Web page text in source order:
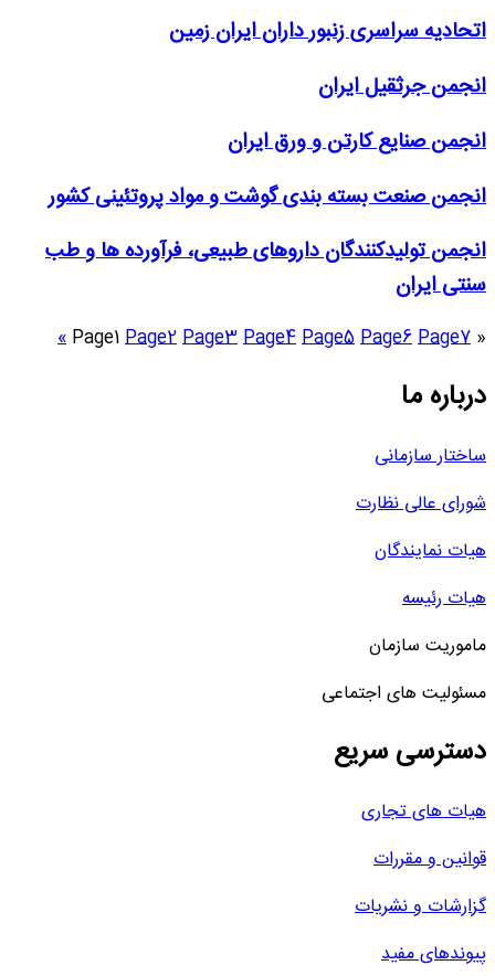
اتحادیه سراسری زنبور داران ایران زمین
انجمن جرثقیل ایران
انجمن صنایع کارتن و ورق ایران
انجمن صنعت بسته بندی گوشت و مواد پروتئینی کشور
انجمن تولیدکنندگان داروهای طبیعی، فرآورده ها و طب
سنتی ایران
«
Page1Page2Page3Page4Page5Page6Page7
»
درباره ما
ساختار سازمانی
شورای عالی نظارت
هیات نمایندگان
هیات رئیسه
ماموریت سازمان
مسئولیت های اجتماعی
دسترسی سریع
هیات های تجاری
قوانین و مقررات
گزارشات و نشریات
پیوندهای مفید